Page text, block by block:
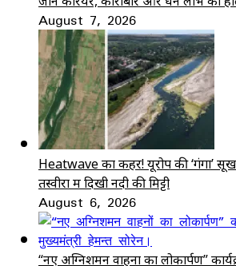
August 7, 2026
Heatwave का कहर! यूरोप की ‘गंगा’
तस्वीरों में दिखी नदी की मिट्टी
August 6, 2026
“नए अग्निशमन वाहनों का लोकार्पण”